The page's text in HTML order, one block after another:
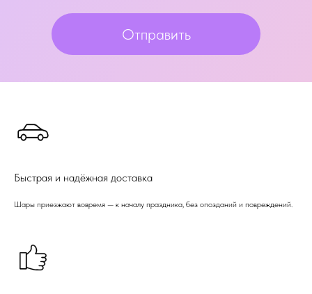
Отправить
Быстрая и надёжная доставка
Шары приезжают вовремя — к началу праздника, без опозданий и повреждений.